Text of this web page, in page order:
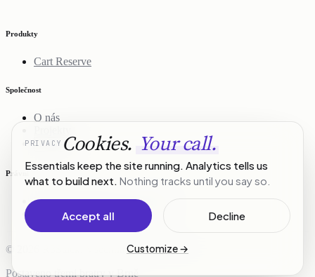
Produkty
Cart Reserve
Společnost
O nás
Kontakt
Právní
Zásady ochrany osobních údajů
Podmínky služby
© 2026 R3Stack. Všechna práva vyhrazena.
Postaveno třemi bratry v Brně
PRIVACY Cookies. Your call.
Essentials keep the site running. Analytics tells us
what to build next. Nothing tracks until you say so.
Accept all Decline
Customize→